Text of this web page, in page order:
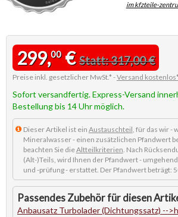
im kfzteile-
299,00€Statt: 317,00 €
Preise inkl. gesetzlicher MwSt.* -Versand
Sofort versandfertig. Express-Versand
Bestellung bis 14 Uhr möglich.
Dieser Artikel ist ein Austauschteil , für das wir -
Mineralwasser - einen zusätzlichen Pfandwert
beachten Sie dieAltteilkriterien . Nach
(Alt-)Teils, wird Ihnen der Pfandwert -
und -prüfung - erstattet. Der Pfandwert beträgt:
Anbausatz Turbolader